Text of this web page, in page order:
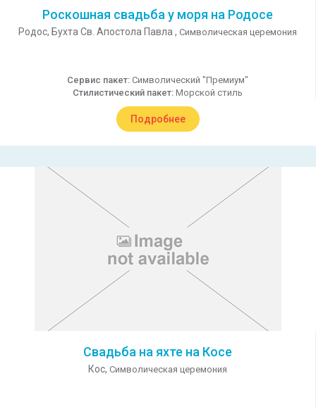
Роскошная свадьба у моря на Родосе
Родос, Бухта Св. Апостола Павла , Символическая церемония
Сервис пакет: Символический "Премиум"
Стилистический пакет: Морской стиль
Подробнее
Свадьба на яхте на Косе
Кос, Символическая церемония